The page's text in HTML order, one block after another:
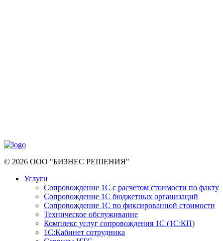
© 2026 ООО "БИЗНЕС РЕШЕНИЯ"
Услуги
Сопровождение 1С с расчетом стоимости по факту
Сопровождение 1С бюджетных организаций
Сопровождение 1С по фиксированной стоимости
Техническое обслуживание
Комплекс услуг сопровождения 1С (1С:КП)
1С:Кабинет сотрудника